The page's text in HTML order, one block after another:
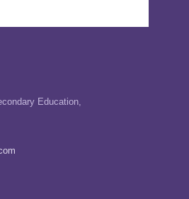
Education,